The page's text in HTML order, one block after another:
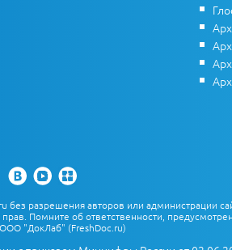
разрешения авторов или администрации
Помните об ответственности,
"ДокЛаб" (FreshDoc.ru)